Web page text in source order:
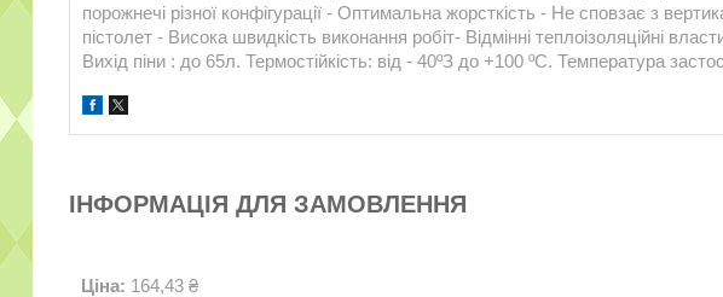
порожнечі різної конфігурації - Оптимальна жорсткість - Не сповзає з
пістолет - Висока швидкість виконання робіт- Відмінні теплоізоляційні
Вихід піни : до 65л. Термостійкість: від - 40ºЗ до +100 ºС. Температура
ІНФОРМАЦІЯ ДЛЯ ЗАМОВЛЕННЯ
Ціна: 164,43 ₴